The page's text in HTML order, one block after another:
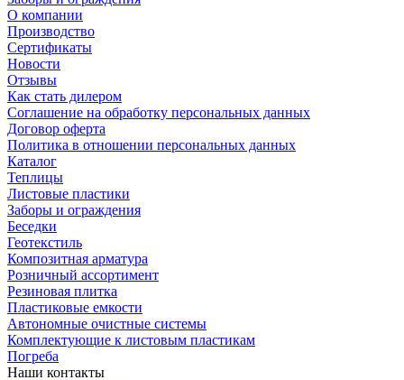
О компании
Производство
Сертификаты
Новости
Отзывы
Как стать дилером
Соглашение на обработку персональных данных
Договор оферта
Политика в отношении персональных данных
Каталог
Теплицы
Листовые пластики
Заборы и ограждения
Беседки
Геотекстиль
Композитная арматура
Розничный ассортимент
Резиновая плитка
Пластиковые емкости
Автономные очистные системы
Комплектующие к листовым пластикам
Погреба
Наши контакты